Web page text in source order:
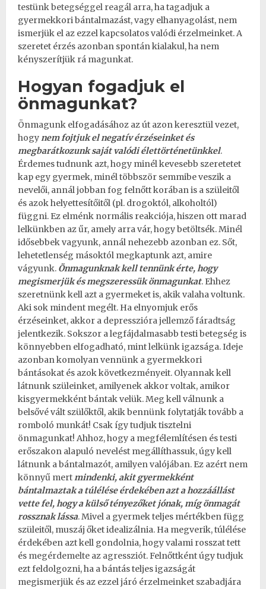
testünk betegséggel reagál arra, ha tagadjuk a
gyermekkori bántalmazást, vagy elhanyagolást, nem
ismerjük el az ezzel kapcsolatos valódi érzelmeinket. A
szeretet érzés azonban spontán kialakul, ha nem
kényszerítjük rá magunkat.
Hogyan fogadjuk el
önmagunkat?
Önmagunk elfogadásához az út azon keresztül vezet,
hogynem fojtjuk el negatív érzéseinket és
megbarátkozunk saját valódi élettörténetünkkel.
Érdemes tudnunk azt, hogy minél kevesebb szeretetet
kap egy gyermek, minél többször semmibe veszik a
nevelői, annál jobban fog felnőtt korában is a szüleitől
és azok helyettesítőitől (pl. drogoktól, alkoholtól)
függni. Ez elménk normális reakciója, hiszen ott marad
lelkünkben az űr, amely arra vár, hogy betöltsék. Minél
idősebbek vagyunk, annál nehezebb azonban ez. Sőt,
lehetetlenség másoktól megkaptunk azt, amire
vágyunk. Önmagunknak kell tennünk érte, hogy
megismerjük és megszeressük önmagunkat. Ehhez
szeretnünk kell azt a gyermeket is, akik valaha voltunk.
Aki sok mindent megélt. Ha elnyomjuk erős
érzéseinket, akkor a depresszióra jellemző fáradtság
jelentkezik. Sokszor a legfájdalmasabb testi betegség is
könnyebben elfogadható, mint lelkünk igazsága. Ideje
azonban komolyan vennünk a gyermekkori
bántásokat és azok következményeit. Olyannak kell
látnunk szüleinket, amilyenek akkor voltak, amikor
kisgyermekként bántak velük. Meg kell válnunk a
belsővé vált szülőktől, akik bennünk folytatják tovább a
romboló munkát! Csak így tudjuk tisztelni
önmagunkat! Ahhoz, hogy a megfélemlítésen és testi
erőszakon alapuló nevelést megállíthassuk, úgy kell
látnunk a bántalmazót, amilyen valójában. Ez azért nem
könnyű mertmindenki, akit gyermekként
bántalmaztak a túlélése érdekében azt a hozzáállást
vette fel, hogy a külső tényezőket jónak, míg önmagát
rossznak lássa. Mivel a gyermek teljes mértékben függ
szüleitől, muszáj őket idealizálnia. Ha megverik, túlélése
érdekében azt kell gondolnia, hogy valami rosszat tett
és megérdemelte az agressziót. Felnőttként úgy tudjuk
ezt feldolgozni, ha a bántás teljes igazságát
megismerjük és az ezzel járó érzelmeinket szabadjára